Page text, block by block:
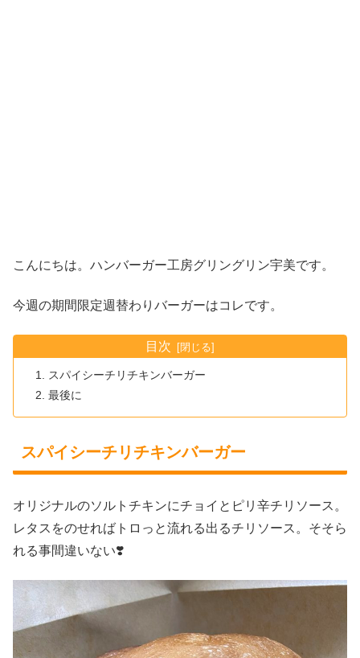
こんにちは。ハンバーガー工房グリングリン宇美です。
今週の期間限定週替わりバーガーはコレです。
目次
スパイシーチリチキンバーガー
最後に
スパイシーチリチキンバーガー
オリジナルのソルトチキンにチョイとピリ辛チリソース。
レタスをのせればトロっと流れる出るチリソース。そそら
れる事間違いない❣️